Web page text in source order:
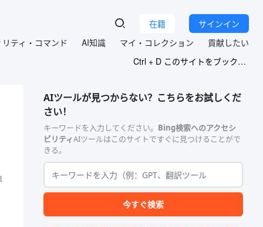
サインイン
在籍
ティ・コマンド
AI知識 マイ・コレクション
貢献したい
Ctrl + D このサイトをブックマークする
AIツールが見つからない？こちらをお試しくだ
さい！
キーワードを入力してください。 Bing検索へのアクセシ
ビリティAIツールはこのサイトですぐに見つけることがで
きる。
今すぐ検索